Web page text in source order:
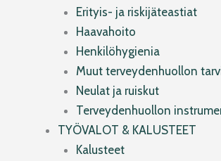
Erityis- ja riskijäteastiat
Haavahoito
Henkilöhygienia
Muut terveydenhuollon
Neulat ja ruiskut
Terveydenhuollon
TYÖVALOT & KALUSTEET
Kalusteet